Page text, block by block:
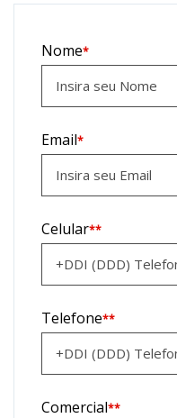
Nome*
Email*
Celular**
Telefone**
Comercial**